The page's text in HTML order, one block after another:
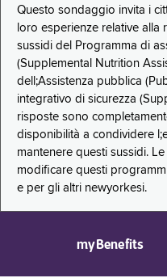
Questo sondaggio invita i
loro esperienze relative alla
sussidi del Programma di
(Supplemental Nutrition
dell;Assistenza pubblica
integrativo di sicurezza
risposte sono
disponibilità a condividere
mantenere questi sussidi.
modificare questi
e per gli altri newyorkesi.
myBenefits